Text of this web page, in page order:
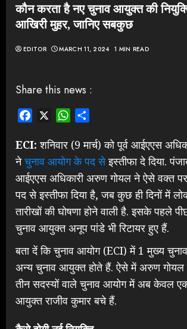
कौन करता है नए चुनाव आयुक्त की
आखिरी मुहर, जानिए सबकुछ
EDITOR MARCH 11, 2024 1 MIN READ
Share this news :
Facebook WhatsApp
ECI: शनिवार (9 मार्च) को पूर्व आईएएस
नेचुनाव आयोग के पद सेइस्तीफा दे दिया.
आईएएस अधिकारी अरुण गोयल ने ऐसे वक्त
पद से इस्तीफा दिया है, जब कुछ ही दिनों में
तारीखों की घोषणा होने वाली है. इसके पहले
चुनाव आयुक्त अनूप पांडे भी रिटायर हुए हैं.
बता दें कि चुनाव आयोग (ECI) में 1 मुख्य
अन्य चुनाव आयुक्त होते हैं. ऐसे में अरुण गोयल
तीन सदस्यों वाले चुनाव आयोग में अब केवल
आयुक्त राजीव कुमार बचे हैं.